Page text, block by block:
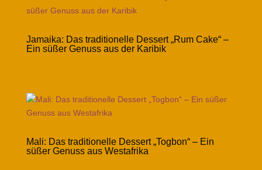
Jamaika: Das traditionelle Dessert „Rum Cake“ –
Ein süßer Genuss aus der Karibik
Mali: Das traditionelle Dessert „Togbon“ – Ein
süßer Genuss aus Westafrika